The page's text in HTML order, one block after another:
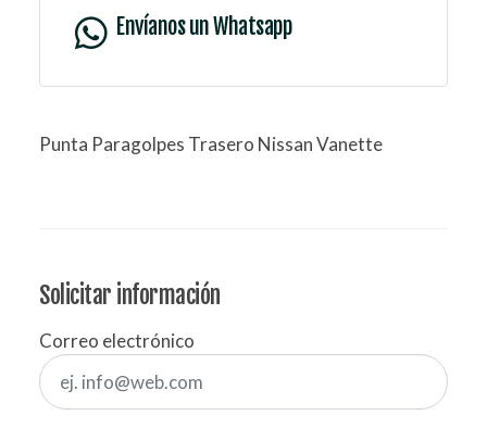
Envíanos un Whatsapp
Punta Paragolpes Trasero Nissan Vanette
Solicitar información
Correo electrónico